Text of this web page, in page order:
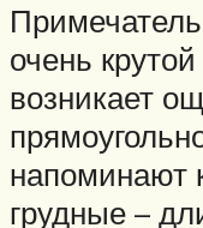
очень
возникает
напоминают
грудные –